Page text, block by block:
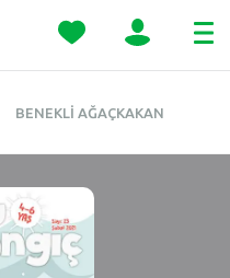
BENEKLI AĞAÇKAKAN